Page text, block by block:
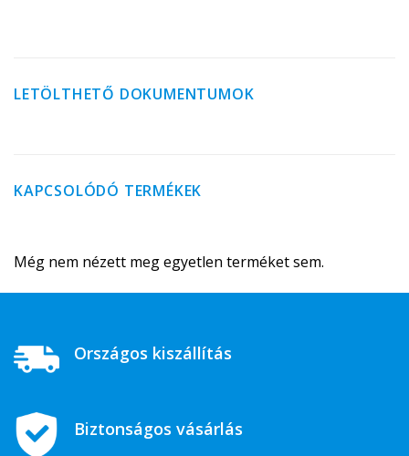
LETÖLTHETŐ DOKUMENTUMOK
KAPCSOLÓDÓ TERMÉKEK
Még nem nézett meg egyetlen terméket sem.
Országos kiszállítás
Biztonságos vásárlás